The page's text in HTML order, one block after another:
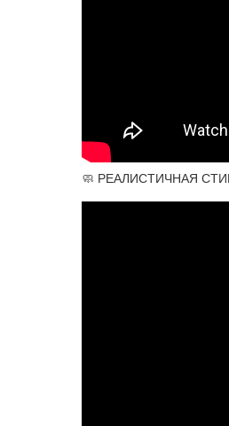
🧼 РЕАЛИСТИЧНАЯ